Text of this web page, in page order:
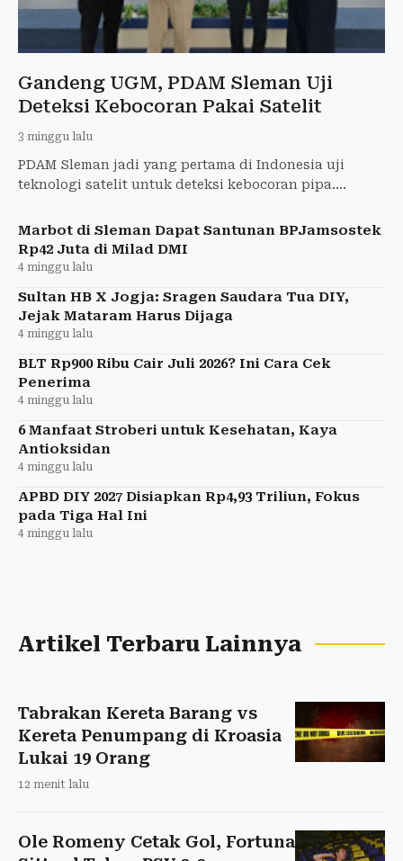
Gandeng UGM, PDAM Sleman Uji
Deteksi Kebocoran Pakai Satelit
3 minggu lalu
PDAM Sleman jadi yang pertama di Indonesia uji
teknologi satelit untuk deteksi kebocoran pipa.
Marbot di Sleman Dapat Santunan BPJamsostek
Rp42 Juta di Milad DMI
4 minggu lalu
Sultan HB X Jogja: Sragen Saudara Tua DIY,
Jejak Mataram Harus Dijaga
4 minggu lalu
BLT Rp900 Ribu Cair Juli 2026? Ini Cara Cek
Penerima
4 minggu lalu
6 Manfaat Stroberi untuk Kesehatan, Kaya
Antioksidan
4 minggu lalu
APBD DIY 2027 Disiapkan Rp4,93 Triliun, Fokus
pada Tiga Hal Ini
4 minggu lalu
Artikel Terbaru Lainnya
Tabrakan Kereta Barang vs
Kereta Penumpang di Kroasia
Lukai 19 Orang
12 menit lalu
Ole Romeny Cetak Gol, Fortuna